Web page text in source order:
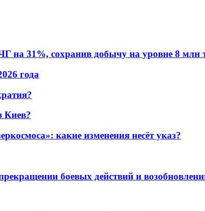
на 31%, сохранив добычу на уровне 8 млн
года
Киев?
какие изменения несёт указ?
боевых действий и